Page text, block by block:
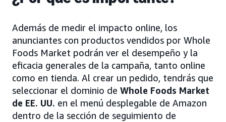
Además de medir el impacto online, los
anunciantes con productos vendidos por Whole
Foods Market podrán ver el desempeño y la
eficacia generales de la campaña, tanto online
como en tienda. Al crear un pedido, tendrás que
seleccionar el dominio de Whole Foods Market
de EE. UU. en el menú desplegable de Amazon
dentro de la sección de seguimiento de